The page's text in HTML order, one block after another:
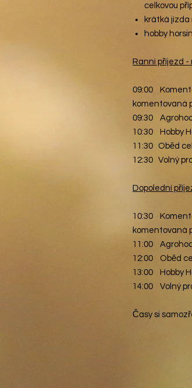
celkovou
krátká jízda
hobby
Ranní příjezd -
09:00
komentovaná
09:30
10:30
Hobby
11:30 Oběd
12:30 Volný
Dopolední
10:30
komentovaná
11:00
12:00 Oběd
13:00 Hobby
14:00 Volný
Časy si